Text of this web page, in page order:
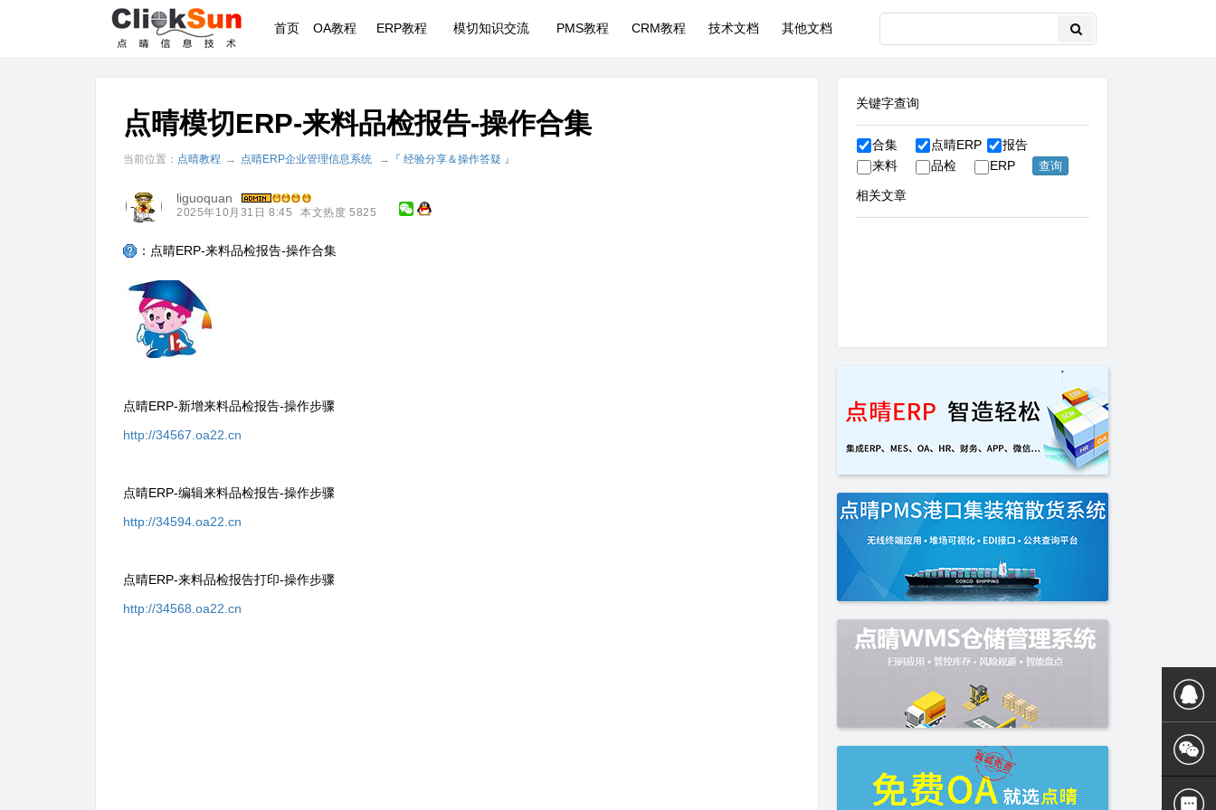
首页 OA教程 ERP教程 模切知识交流 PMS教程 CRM教程 技术文档 其他文档
点晴模切ERP-来料品检报告-操作合集
当前位置： 点晴教程 → 点晴ERP企业管理信息系统 → 『 经验分享＆操作答疑 』
liguoquan
2025年10月31日 8:45 本文热度 5825
：点晴ERP-来料品检报告-操作合集
点晴ERP-新增来料品检报告-操作步骤
http://34567.oa22.cn
点晴ERP-编辑来料品检报告-操作步骤
http://34594.oa22.cn
点晴ERP-来料品检报告打印-操作步骤
http://34568.oa22.cn
关键字查询
合集 点晴ERP
报告
来料
品检 ERP
相关文章